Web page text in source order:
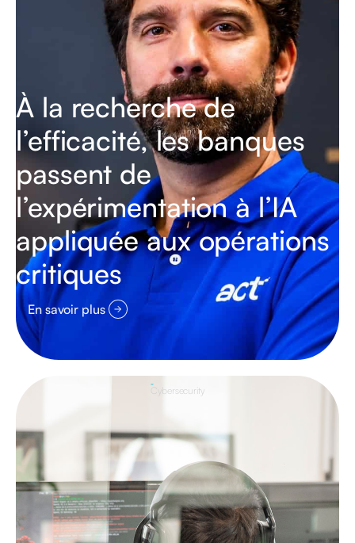
À la recherche de
l’efficacité, les banques
passent de
l’expérimentation à l’IA
appliquée aux opérations
critiques
En savoir plus
Cybersecurity